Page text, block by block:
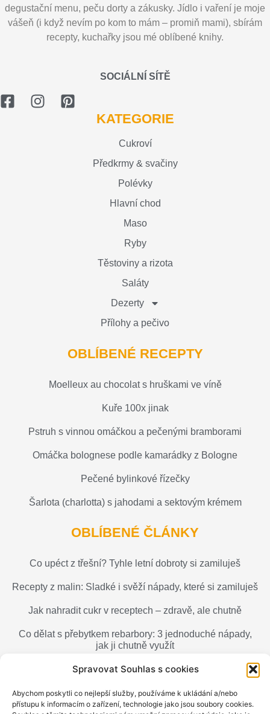
Spravovat Souhlas s cookies
Abychom poskytli co nejlepší služby, používáme k ukládání a/nebo
přístupu k informacím o zařízení, technologie jako jsou soubory cookies.
degustační menu, peču dorty a zákusky. Jídlo i vaření je moje
vášeň (i když nevím po kom to mám – promiň mami), sbírám
recepty, kuchařky jsou mé oblíbené knihy.
SOCIÁLNÍ SÍTĚ
KATEGORIE
Cukroví
Předkrmy & svačiny
Polévky
Hlavní chod
Maso
Ryby
Těstoviny a rizota
Saláty
Dezerty
Přílohy a pečivo
OBLÍBENÉ RECEPTY
Moelleux au chocolat s hruškami ve víně
Kuře 100x jinak
Pstruh s vinnou omáčkou a pečenými bramborami
Omáčka bolognese podle kamarádky z Bologne
Pečené bylinkové řízečky
Šarlota (charlotta) s jahodami a sektovým krémem
OBLÍBENÉ ČLÁNKY
Co upéct z třešní? Tyhle letní dobroty si zamiluješ
Recepty z malin: Sladké i svěží nápady, které si zamiluješ
Jak nahradit cukr v receptech – zdravě, ale chutně
Co dělat s přebytkem rebarbory: 3 jednoduché nápady,
jak ji chutně využít
Jak upéct muffiny, které budou vláčné a nadýchané
Máslo, sádlo nebo olej? Co použít do těsta a kdy